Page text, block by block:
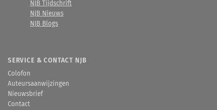
NJB Tijdschrift
NJB Nieuws
NJB Blogs
SERVICE & CONTACT NJB
Colofon
Auteursaanwijzingen
Nieuwsbrief
Contact